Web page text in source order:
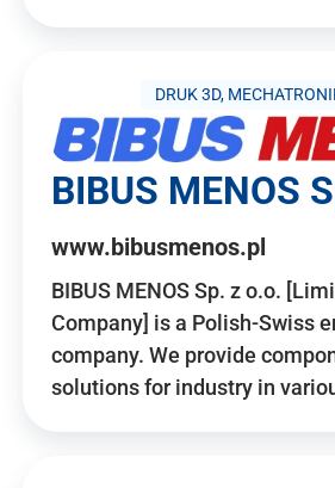
DRUK 3D,
BIBUS MENOS
www.bibusmenos.pl
BIBUS MENOS Sp. z o.o.
Company] is a Polish-Swiss
company. We provide
solutions for industry in